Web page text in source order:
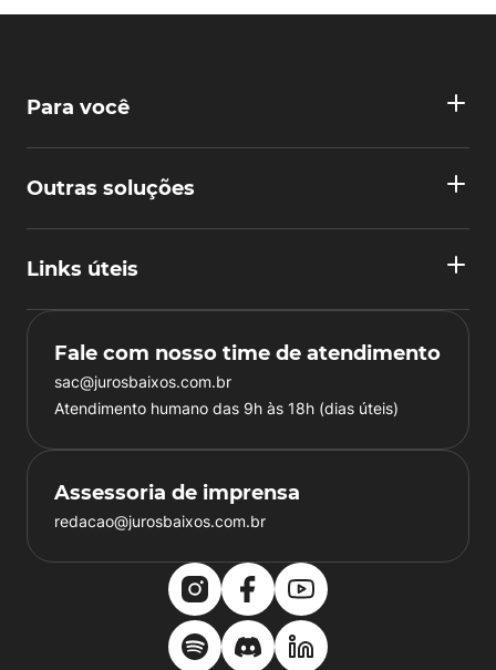
Para você
Outras soluções
Links úteis
Fale com nosso time de atendimento
sac@jurosbaixos.com.br
Atendimento humano das 9h às 18h (dias úteis)
Assessoria de imprensa
redacao@jurosbaixos.com.br